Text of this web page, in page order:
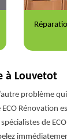
à Louvetot
problème
de